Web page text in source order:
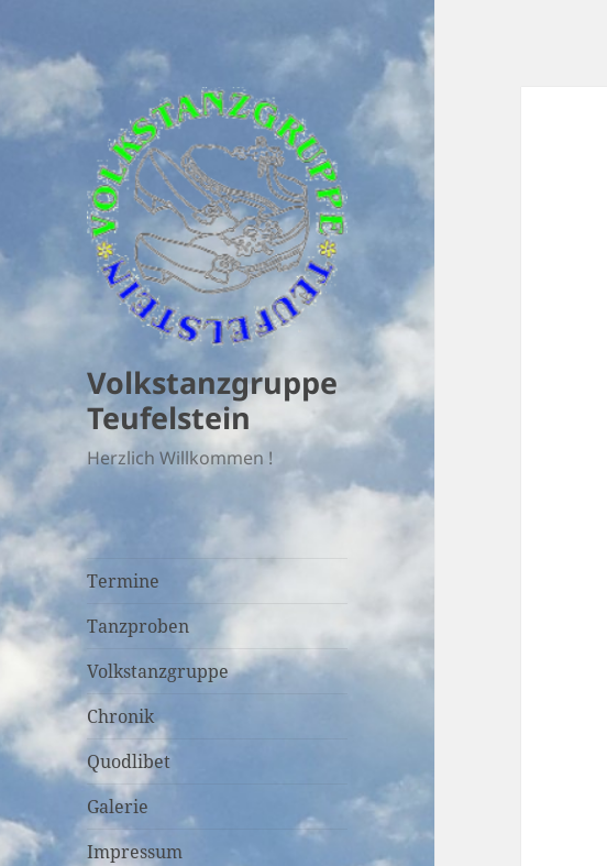
Volkstanzgruppe
Teufelstein
Herzlich Willkommen !
Termine
Tanzproben
Volkstanzgruppe
Chronik
Quodlibet
Galerie
Impressum